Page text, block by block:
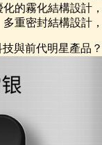
化的霧化結構設計
多重密封結構設計
與前代明星產品